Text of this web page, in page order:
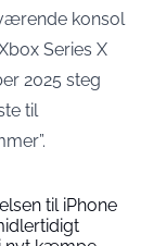
konsol
Series X
2025 steg
til
til iPhone